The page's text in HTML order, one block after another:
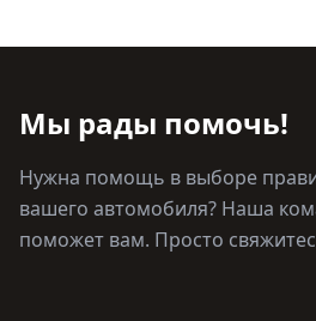
Мы рады помочь!
Нужна помощь в выборе
вашего автомобиля? Наша
поможет вам. Просто